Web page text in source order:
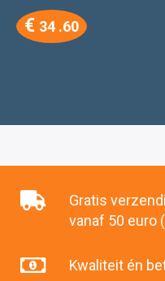
€ 34 .60
Gratis
vanaf 50 euro
Kwaliteit én